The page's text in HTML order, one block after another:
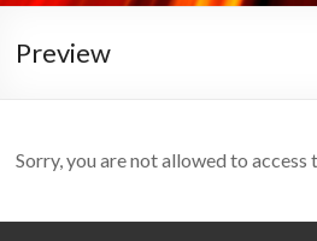
Preview
Sorry, you are not allowed to access